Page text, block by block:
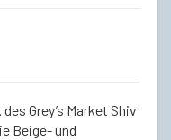
Grey’s Market Shiv
Beige- und